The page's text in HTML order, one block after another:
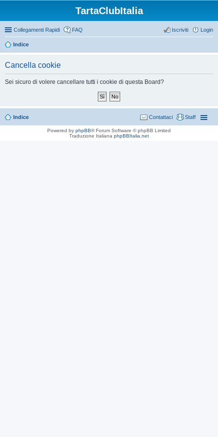
TartaClubItalia
Collegamenti Rapidi FAQ Login
Iscriviti
Indice
Cancella cookie
Sei sicuro di volere cancellare tutti i cookie di questa Board?
Indice Staff
Contattaci
Powered by phpBB® Forum Software © phpBB Limited
Traduzione Italiana phpBBItalia.net